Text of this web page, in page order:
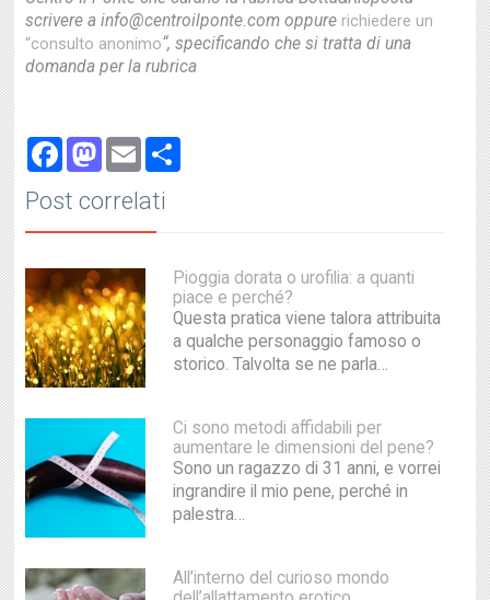
scrivere a info@centroilponte.com oppure richiedere un
“consulto anonimo“, specificando che si tratta di una
domanda per la rubrica
Facebook
Mastodon
Email
Post correlati
Pioggia dorata o urofilia: a quanti
piace e perché?
Questa pratica viene talora attribuita
a qualche personaggio famoso o
storico. Talvolta se ne parla…
Ci sono metodi affidabili per
aumentare le dimensioni del pene?
Sono un ragazzo di 31 anni, e vorrei
ingrandire il mio pene, perché in
palestra…
All’interno del curioso mondo